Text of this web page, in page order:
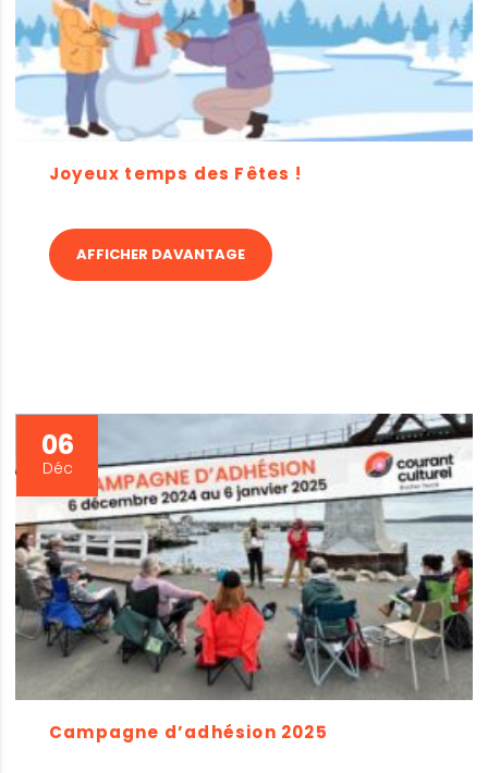
Joyeux temps des Fêtes !
AFFICHER DAVANTAGE
06
Déc
Campagne d’adhésion 2025